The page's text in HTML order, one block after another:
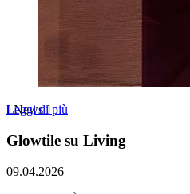
Leggi di più
[News]
Glowtile su Living
09.04.2026